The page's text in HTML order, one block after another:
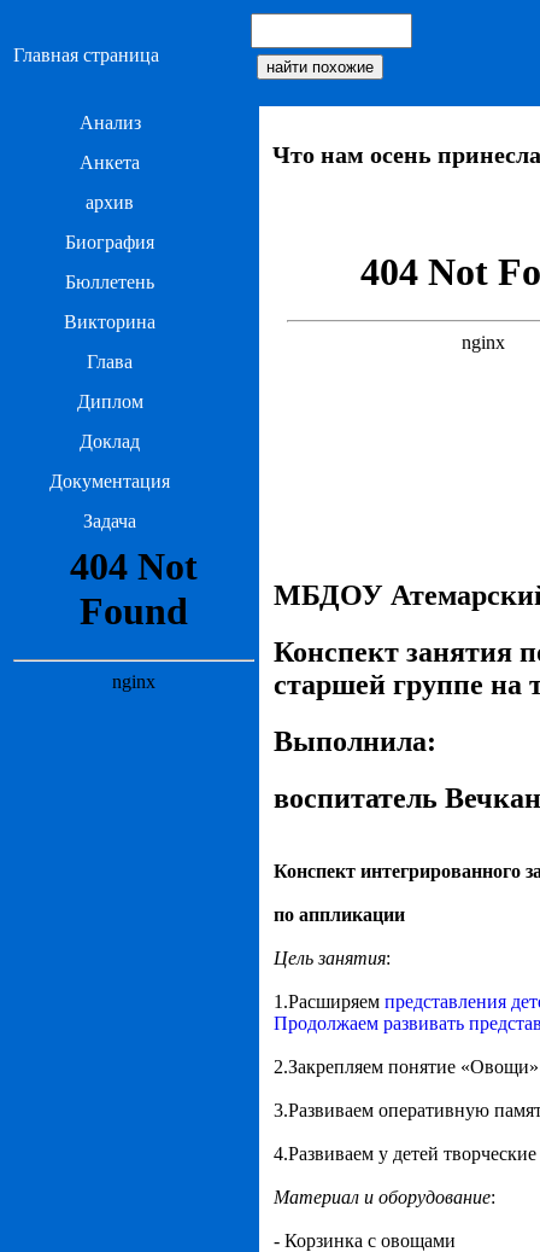
Главная страница
Анализ
Анкета
архив
Биография
Бюллетень
Викторина
Глава
Диплом
Доклад
Документация
Задача
Что нам осень
МБДОУ
Конспект занятия
старшей группе на
Выполнила:
воспитатель
Конспект интегрированного
по аппликации
Цель занятия:
1.Расширяем представления
Продолжаем развивать
2.Закрепляем понятие «Овощи»
3.Развиваем оперативную
4.Развиваем у детей
Материал и оборудование:
- Корзинка с овощами